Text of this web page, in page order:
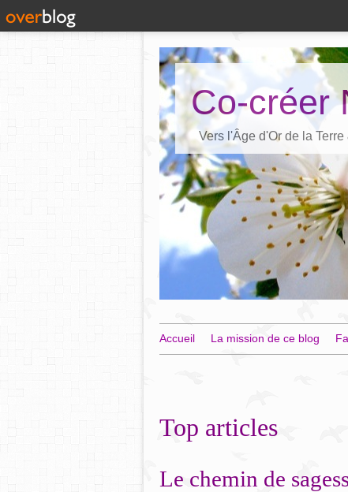
Co-créer
Vers l'Âge d'Or de la
Accueil La mission de ce blog
Top articles
Le chemin de